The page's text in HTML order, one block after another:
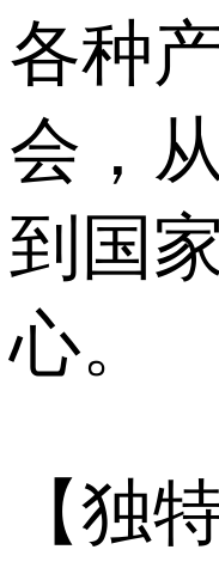
各种
会，
到国
心。
【独